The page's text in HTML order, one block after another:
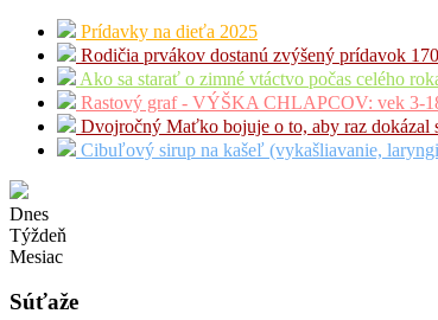
Prídavky na dieťa 2025
Rodičia prvákov dostanú zvýšený prídavok
Ako sa starať o zimné vtáctvo počas celého
Rastový graf - VÝŠKA CHLAPCOV: vek 3-
Dvojročný Maťko bojuje o to, aby raz dokázal
Cibuľový sirup na kašeľ (vykašliavanie,
Dnes
Týždeň
Mesiac
Súťaže